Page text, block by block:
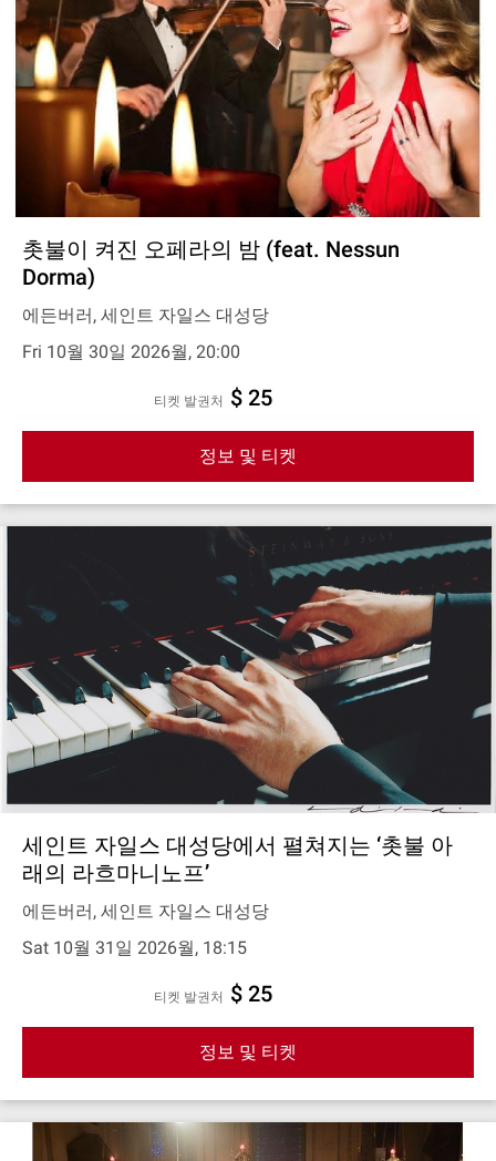
촛불이 켜진 오페라의 밤 (feat. Nessun
Dorma)
에든버러, 세인트 자일스 대성당
Fri 10월 30일 2026월, 20:00
티켓 발권처 $ 25
정보 및 티켓
세인트 자일스 대성당에서 펼쳐지는 ‘촛불 아
래의 라흐마니노프’
에든버러, 세인트 자일스 대성당
Sat 10월 31일 2026월, 18:15
티켓 발권처 $ 25
정보 및 티켓